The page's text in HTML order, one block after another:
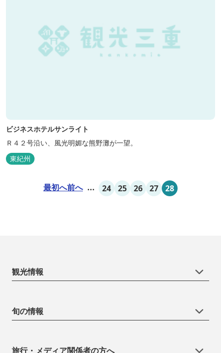
ビジネスホテルサンライト
Ｒ４２号沿い、風光明媚な熊野灘が一望。
東紀州
最初へ前へ ... 24 25 26 27 28
観光情報
旬の情報
旅行・メディア関係者の方へ